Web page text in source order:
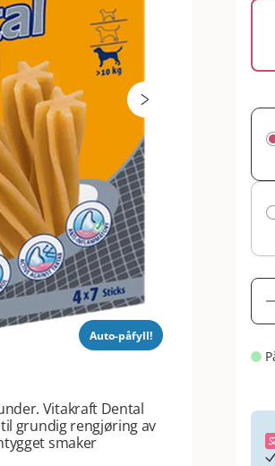
Auto-påfyll!
Vitakraft Dental
grundig rengjøring av
smaker